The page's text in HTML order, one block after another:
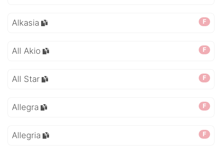
F
Alkasia
F
All Akio
F
All Star
F
Allegra
F
Allegria